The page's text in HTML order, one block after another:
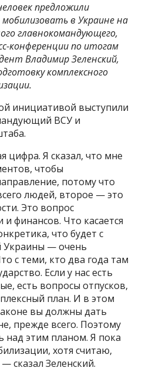
предложили
в Украине на
главнокомандующего,
конференции по итогам
Владимир Зеленский,
комплексного
инициативой выступили
ВСУ и
цифра. Я сказал, что мне
чтобы
потому что
людей, второе — это
Это вопрос
и финансов. Что касается
что будет с
Украины — очень
с теми, кто два года там
Если у нас есть
есть вопросы отпусков,
план. И в этом
вы должны дать
прежде всего. Поэтому
над этим планом. Я пока
хотя считаю,
сказал Зеленский.